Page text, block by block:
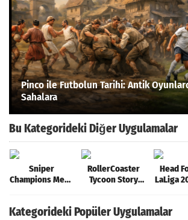
Pinco ile Futbolun Tarihi: Antik
Sahalara
Bu Kategorideki Diğer Uygulamalar
Sniper
Champions Mega
RollerCoaster
Tycoon Story
Head
LaLiga
Kategorideki Popüler Uygulamalar